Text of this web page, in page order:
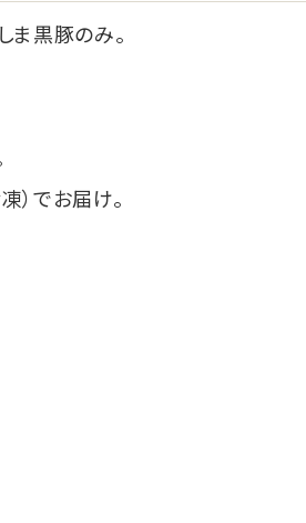
黒豚のみ。
）でお届け。